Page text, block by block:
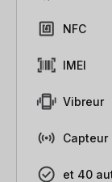
NFC
IMEI
Vibreur
Capteur
et 40